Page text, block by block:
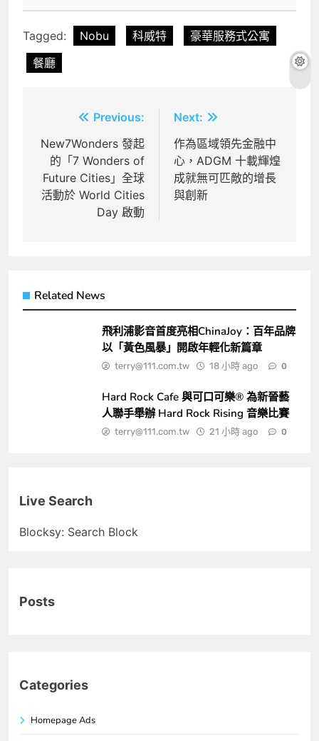
Tagged: Nobu 科威特
豪華服務式公寓
餐廳
章
導
覽
Previous:
New7Wonders 發起
的「7 Wonders of
Future Cities」全球
活動於 World Cities
Day 啟動
Next:
作為區域領先金融中
心，ADGM 十載輝煌
成就無可匹敵的增長
與創新
Related News
飛利浦影音首度亮相ChinaJoy：百年品牌
以「黃色風暴」開啟年輕化新篇章
terry@111.com.tw 18 小時 ago 0
Hard Rock Cafe 與可口可樂® 為新晉藝
人聯手舉辦 Hard Rock Rising 音樂比賽
terry@111.com.tw 21 小時 ago 0
Live Search
Blocksy: Search Block
Posts
Categories
Homepage Ads